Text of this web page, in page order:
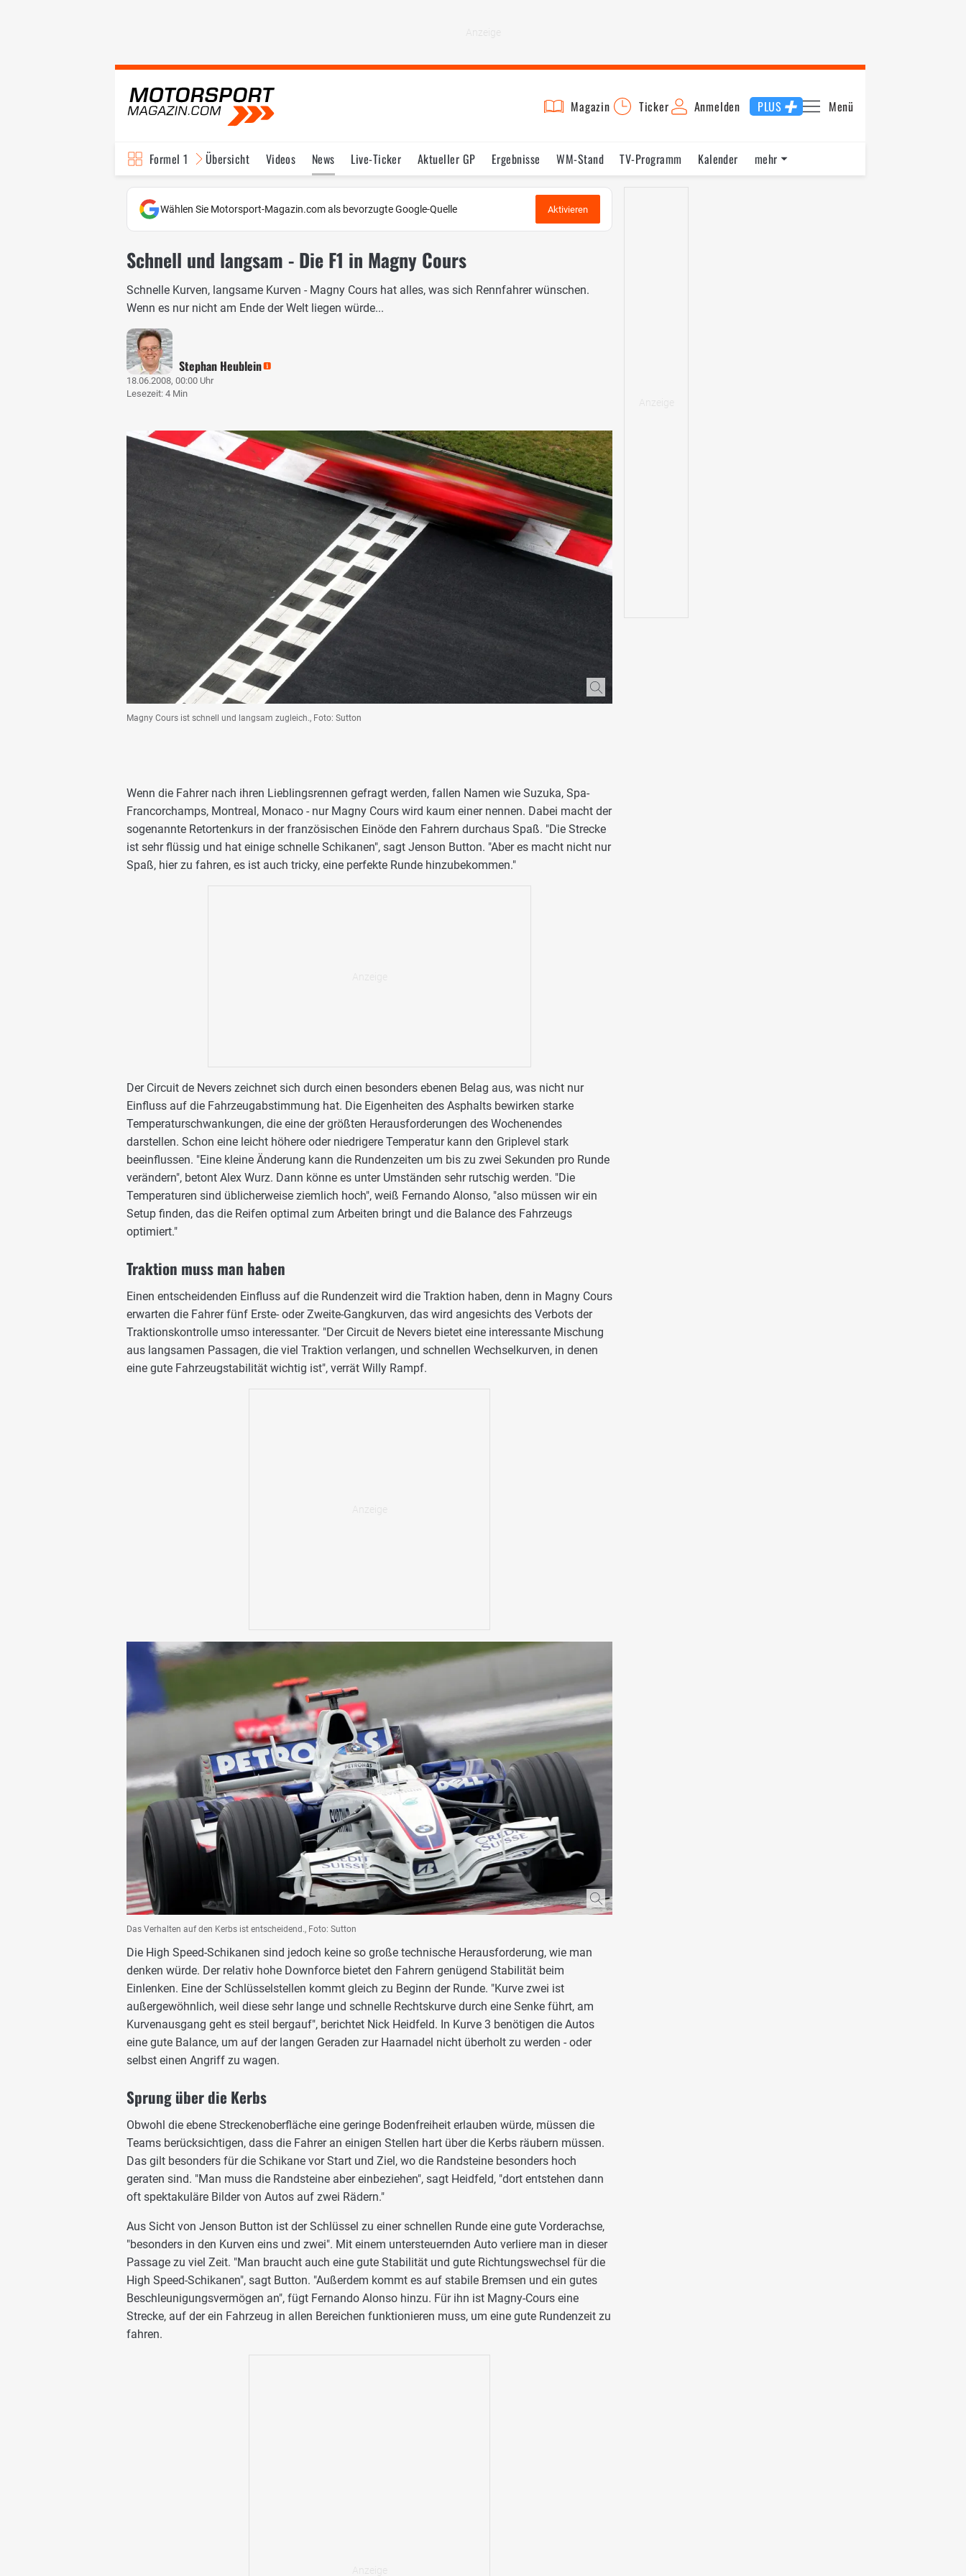
Magazin Ticker Anmelden PLUS Menü
Formel 1 Übersicht Videos News Live-Ticker Aktueller GP Ergebnisse WM-Stand TV-Programm
Kalender
Fahrer & Teams
Bilder Termine Statistik Testfahrten Reglement Lexikon
mehr
Wählen Sie Motorsport-Magazin.com als bevorzugte Google-Quelle Aktivieren
Schnell und langsam - Die F1 in Magny Cours
Schnelle Kurven, langsame Kurven - Magny Cours hat alles, was sich Rennfahrer wünschen.
Wenn es nur nicht am Ende der Welt liegen würde...
Stephan Heublein
18.06.2008, 00:00 Uhr
Lesezeit: 4 Min
Magny Cours ist schnell und langsam zugleich., Foto: Sutton
Wenn die Fahrer nach ihren Lieblingsrennen gefragt werden, fallen Namen wie Suzuka, Spa-
Francorchamps, Montreal, Monaco - nur Magny Cours wird kaum einer nennen. Dabei macht der
sogenannte Retortenkurs in der französischen Einöde den Fahrern durchaus Spaß. "Die Strecke
ist sehr flüssig und hat einige schnelle Schikanen", sagt Jenson Button. "Aber es macht nicht nur
Spaß, hier zu fahren, es ist auch tricky, eine perfekte Runde hinzubekommen."
Der Circuit de Nevers zeichnet sich durch einen besonders ebenen Belag aus, was nicht nur
Einfluss auf die Fahrzeugabstimmung hat. Die Eigenheiten des Asphalts bewirken starke
Temperaturschwankungen, die eine der größten Herausforderungen des Wochenendes
darstellen. Schon eine leicht höhere oder niedrigere Temperatur kann den Griplevel stark
beeinflussen. "Eine kleine Änderung kann die Rundenzeiten um bis zu zwei Sekunden pro Runde
verändern", betont Alex Wurz. Dann könne es unter Umständen sehr rutschig werden. "Die
Temperaturen sind üblicherweise ziemlich hoch", weiß Fernando Alonso, "also müssen wir ein
Setup finden, das die Reifen optimal zum Arbeiten bringt und die Balance des Fahrzeugs
optimiert."
Traktion muss man haben
Einen entscheidenden Einfluss auf die Rundenzeit wird die Traktion haben, denn in Magny Cours
erwarten die Fahrer fünf Erste- oder Zweite-Gangkurven, das wird angesichts des Verbots der
Traktionskontrolle umso interessanter. "Der Circuit de Nevers bietet eine interessante Mischung
aus langsamen Passagen, die viel Traktion verlangen, und schnellen Wechselkurven, in denen
eine gute Fahrzeugstabilität wichtig ist", verrät Willy Rampf.
Das Verhalten auf den Kerbs ist entscheidend., Foto: Sutton
Die High Speed-Schikanen sind jedoch keine so große technische Herausforderung, wie man
denken würde. Der relativ hohe Downforce bietet den Fahrern genügend Stabilität beim
Einlenken. Eine der Schlüsselstellen kommt gleich zu Beginn der Runde. "Kurve zwei ist
außergewöhnlich, weil diese sehr lange und schnelle Rechtskurve durch eine Senke führt, am
Kurvenausgang geht es steil bergauf", berichtet Nick Heidfeld. In Kurve 3 benötigen die Autos
eine gute Balance, um auf der langen Geraden zur Haarnadel nicht überholt zu werden - oder
selbst einen Angriff zu wagen.
Sprung über die Kerbs
Obwohl die ebene Streckenoberfläche eine geringe Bodenfreiheit erlauben würde, müssen die
Teams berücksichtigen, dass die Fahrer an einigen Stellen hart über die Kerbs räubern müssen.
Das gilt besonders für die Schikane vor Start und Ziel, wo die Randsteine besonders hoch
geraten sind. "Man muss die Randsteine aber einbeziehen", sagt Heidfeld, "dort entstehen dann
oft spektakuläre Bilder von Autos auf zwei Rädern."
Aus Sicht von Jenson Button ist der Schlüssel zu einer schnellen Runde eine gute Vorderachse,
"besonders in den Kurven eins und zwei". Mit einem untersteuernden Auto verliere man in dieser
Passage zu viel Zeit. "Man braucht auch eine gute Stabilität und gute Richtungswechsel für die
High Speed-Schikanen", sagt Button. "Außerdem kommt es auf stabile Bremsen und ein gutes
Beschleunigungsvermögen an", fügt Fernando Alonso hinzu. Für ihn ist Magny-Cours eine
Strecke, auf der ein Fahrzeug in allen Bereichen funktionieren muss, um eine gute Rundenzeit zu
fahren.